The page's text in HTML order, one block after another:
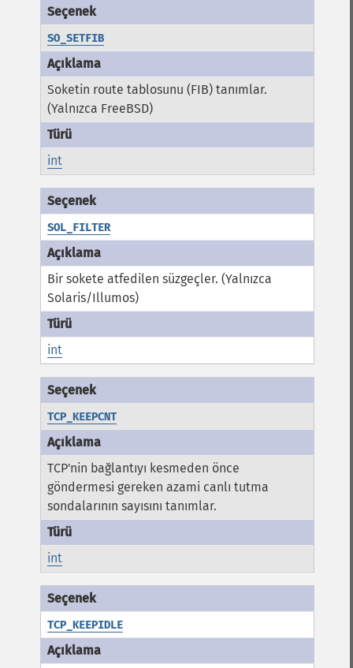
SO_SETFIB
Soketin route tablosunu (FIB) tanımlar.
(Yalnızca FreeBSD)
int
SOL_FILTER
Bir sokete atfedilen süzgeçler. (Yalnızca
Solaris/Illumos)
int
TCP_KEEPCNT
TCP'nin bağlantıyı kesmeden önce
göndermesi gereken azami canlı tutma
sondalarının sayısını tanımlar.
int
TCP_KEEPIDLE